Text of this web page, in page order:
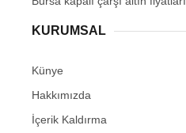
KURUMSAL
Künye
Hakkımızda
İçerik Kaldırma